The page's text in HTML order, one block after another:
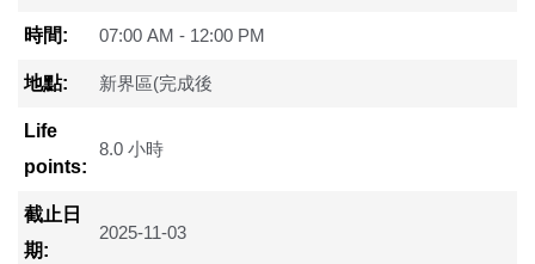
時間: 07:00 AM - 12:00 PM
地點: 新界區(完成後
Life
points:
8.0 小時
截止日
期:
2025-11-03